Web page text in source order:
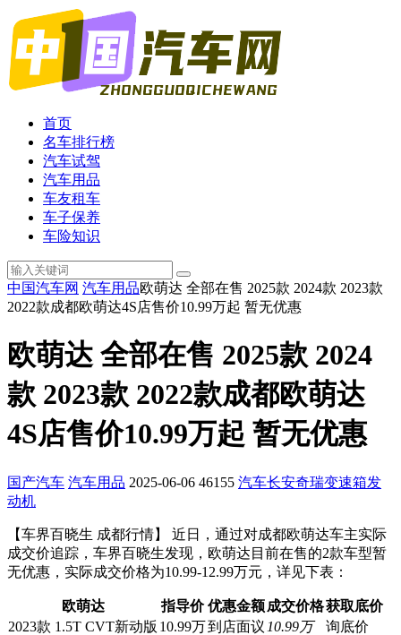
首页
名车排行榜
汽车试驾
汽车用品
车友租车
车子保养
车险知识
中国汽车网 汽车用品欧萌达 全部在售 2025款 2024款 2023款
2022款成都欧萌达4S店售价10.99万起 暂无优惠
欧萌达 全部在售 2025款 2024
款 2023款 2022款成都欧萌达
4S店售价10.99万起 暂无优惠
国产汽车 汽车用品 2025-06-06 46155 汽车长安奇瑞变速箱发
动机
【车界百晓生 成都行情】 近日，通过对成都欧萌达车主实际
成交价追踪，车界百晓生发现，欧萌达目前在售的2款车型暂
无优惠，实际成交价格为10.99-12.99万元，详见下表：
欧萌达 指导价 优惠金额成交价格获取底价
2023款 1.5T CVT新动版 10.99万到店面议 10.99万
询底价